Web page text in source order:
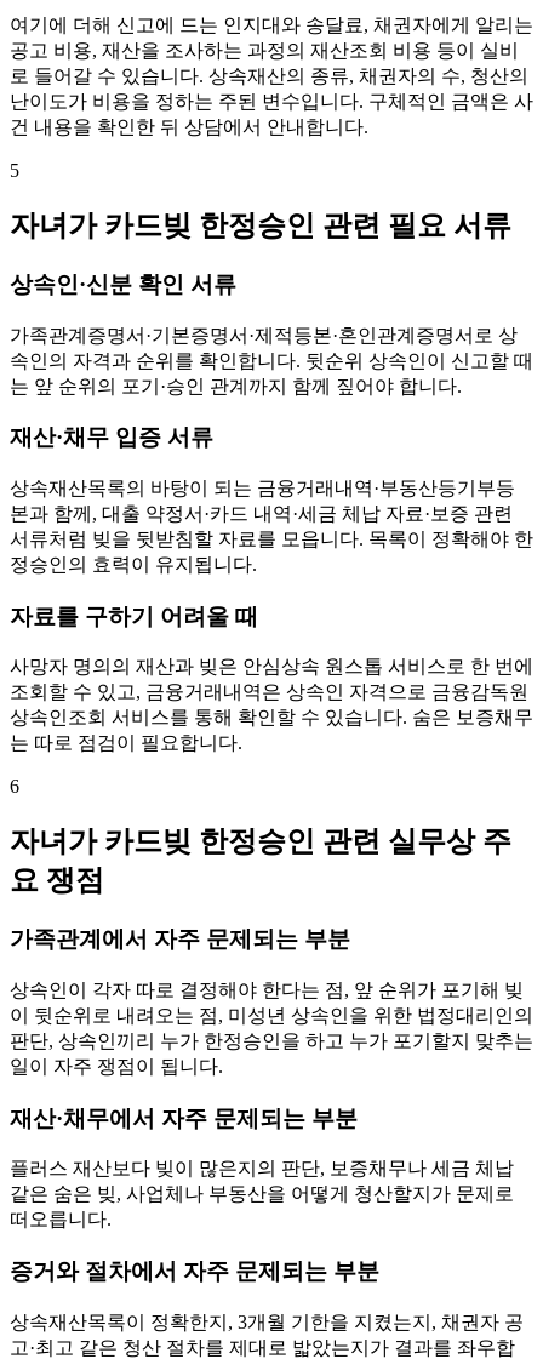
여기에 더해 신고에 드는 인지대와 송달료, 채권자에게 알리는
공고 비용, 재산을 조사하는 과정의 재산조회 비용 등이 실비
로 들어갈 수 있습니다. 상속재산의 종류, 채권자의 수, 청산의
난이도가 비용을 정하는 주된 변수입니다. 구체적인 금액은 사
건 내용을 확인한 뒤 상담에서 안내합니다.
5
자녀가 카드빚 한정승인 관련 필요 서류
상속인·신분 확인 서류
가족관계증명서·기본증명서·제적등본·혼인관계증명서로 상
속인의 자격과 순위를 확인합니다. 뒷순위 상속인이 신고할 때
는 앞 순위의 포기·승인 관계까지 함께 짚어야 합니다.
재산·채무 입증 서류
상속재산목록의 바탕이 되는 금융거래내역·부동산등기부등
본과 함께, 대출 약정서·카드 내역·세금 체납 자료·보증 관련
서류처럼 빚을 뒷받침할 자료를 모읍니다. 목록이 정확해야 한
정승인의 효력이 유지됩니다.
자료를 구하기 어려울 때
사망자 명의의 재산과 빚은 안심상속 원스톱 서비스로 한 번에
조회할 수 있고, 금융거래내역은 상속인 자격으로 금융감독원
상속인조회 서비스를 통해 확인할 수 있습니다. 숨은 보증채무
는 따로 점검이 필요합니다.
6
자녀가 카드빚 한정승인 관련 실무상 주
요 쟁점
가족관계에서 자주 문제되는 부분
상속인이 각자 따로 결정해야 한다는 점, 앞 순위가 포기해 빚
이 뒷순위로 내려오는 점, 미성년 상속인을 위한 법정대리인의
판단, 상속인끼리 누가 한정승인을 하고 누가 포기할지 맞추는
일이 자주 쟁점이 됩니다.
재산·채무에서 자주 문제되는 부분
플러스 재산보다 빚이 많은지의 판단, 보증채무나 세금 체납
같은 숨은 빚, 사업체나 부동산을 어떻게 청산할지가 문제로
떠오릅니다.
증거와 절차에서 자주 문제되는 부분
상속재산목록이 정확한지, 3개월 기한을 지켰는지, 채권자 공
고·최고 같은 청산 절차를 제대로 밟았는지가 결과를 좌우합